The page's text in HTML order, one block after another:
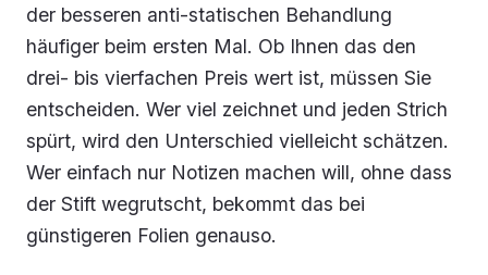
der besseren anti-statischen Behandlung
häufiger beim ersten Mal. Ob Ihnen das den
drei- bis vierfachen Preis wert ist, müssen Sie
entscheiden. Wer viel zeichnet und jeden Strich
spürt, wird den Unterschied vielleicht schätzen.
Wer einfach nur Notizen machen will, ohne dass
der Stift wegrutscht, bekommt das bei
günstigeren Folien genauso.